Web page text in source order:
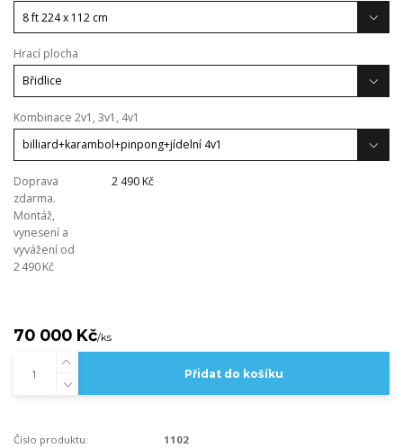
Hrací plocha
Kombinace 2v1, 3v1, 4v1
Doprava
zdarma.
Montáž,
vynesení a
vyvážení od
2 490 Kč
2 490 Kč
70 000 Kč/ks
Přidat do košíku
Číslo produktu: 1102